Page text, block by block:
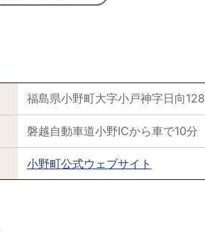
福島県小野町大字小戸神字日向128
磐越自動車道小野ICから車で10分
小野町公式ウェブサイト